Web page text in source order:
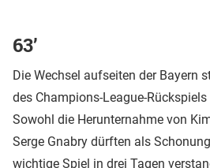
63’
Die Wechsel aufseiten der Bayern
des Champions-League-
Sowohl die Herunternahme von
Serge Gnabry dürften als
wichtige Spiel in drei Tagen